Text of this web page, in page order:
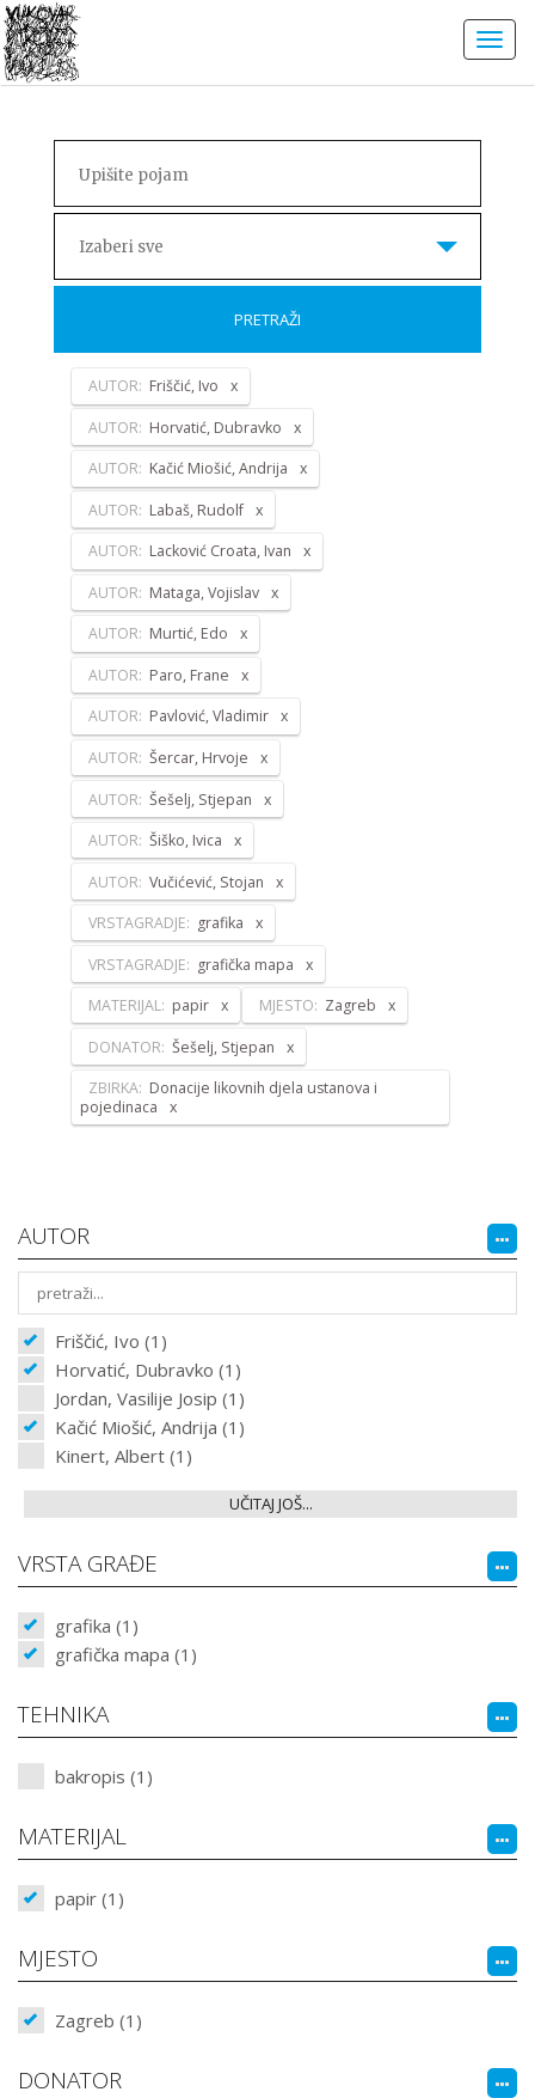
Izaberi sve
PRETRAŽI
AUTOR: Friščić, Ivo
AUTOR: Horvatić, Dubravko
AUTOR: Kačić Miošić, Andrija
AUTOR: Labaš, Rudolf
AUTOR: Lacković Croata, Ivan
AUTOR: Mataga, Vojislav
AUTOR: Murtić, Edo
AUTOR: Paro, Frane
AUTOR: Pavlović, Vladimir
AUTOR: Šercar, Hrvoje
AUTOR: Šešelj, Stjepan
AUTOR: Šiško, Ivica
AUTOR: Vučićević, Stojan
VRSTAGRADJE: grafika
VRSTAGRADJE: grafička mapa
MATERIJAL: papir MJESTO: Zagreb
DONATOR: Šešelj, Stjepan
ZBIRKA: Donacije likovnih djela ustanova i
pojedinaca
AUTOR
Friščić, Ivo (1)
Horvatić, Dubravko (1)
Jordan, Vasilije Josip (1)
Kačić Miošić, Andrija (1)
Kinert, Albert (1)
UČITAJ JOŠ...
VRSTA GRAĐE
grafika (1)
grafička mapa (1)
TEHNIKA
bakropis (1)
MATERIJAL
papir (1)
MJESTO
Zagreb (1)
DONATOR